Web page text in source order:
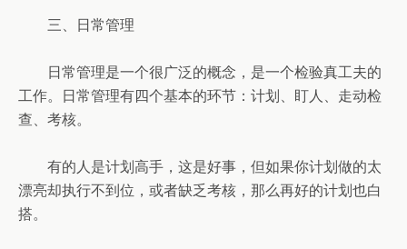
三、日常管理
日常管理是一个很广泛的概念，是一个检验真工夫的
工作。日常管理有四个基本的环节：计划、盯人、走动检
查、考核。
有的人是计划高手，这是好事，但如果你计划做的太
漂亮却执行不到位，或者缺乏考核，那么再好的计划也白
搭。